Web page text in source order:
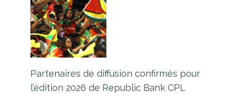
Partenaires de diffusion confirmés pour
l’édition 2026 de Republic Bank CPL